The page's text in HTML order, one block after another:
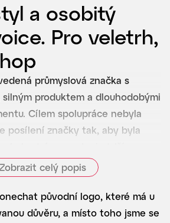
a osobitý
Pro veletrh,
průmyslová značka s
produktem a dlouhodobými
Cílem spolupráce nebyla
posílení značky tak, aby byla
růst.
původní logo, které má u
důvěru, a místo toho jsme se
celý popis